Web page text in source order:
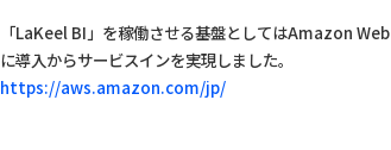
「LaKeel BI」を稼働させる基盤としてはAmazon
に導入からサービスインを実現しました。
https://aws.amazon.com/jp/